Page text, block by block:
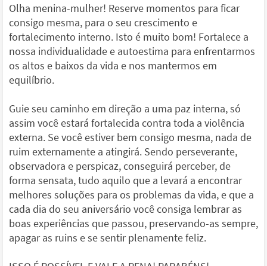
Olha menina-mulher! Reserve momentos para ficar
consigo mesma, para o seu crescimento e
fortalecimento interno. Isto é muito bom! Fortalece a
nossa individualidade e autoestima para enfrentarmos
os altos e baixos da vida e nos mantermos em
equilíbrio.
Guie seu caminho em direção a uma paz interna, só
assim você estará fortalecida contra toda a violência
externa. Se você estiver bem consigo mesma, nada de
ruim externamente a atingirá. Sendo perseverante,
observadora e perspicaz, conseguirá perceber, de
forma sensata, tudo aquilo que a levará a encontrar
melhores soluções para os problemas da vida, e que a
cada dia do seu aniversário você consiga lembrar as
boas experiências que passou, preservando-as sempre,
apagar as ruins e se sentir plenamente feliz.